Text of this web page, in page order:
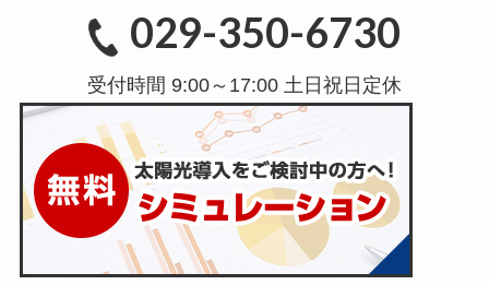
029-350-6730
受付時間 9:00～17:00 土日祝日定休